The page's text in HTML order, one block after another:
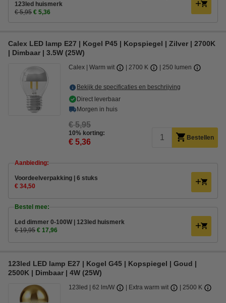
123led huismerk
€ 5,95 € 5,36
Calex LED lamp E27 | Kogel P45 | Kopspiegel | Zilver | 2700K
| Dimbaar | 3.5W (25W)
Calex Warm wit 2700 K 250 lumen
Bekijk de specificaties en beschrijving
Direct leverbaar
Morgen in huis
€ 5,95
10% korting:
€ 5,36 Bestellen
Aanbieding:
Voordeelverpakking | 6 stuks
€ 34,50
Bestel mee:
Led dimmer 0-100W | 123led huismerk
€ 19,95 € 17,96
123led LED lamp E27 | Kogel G45 | Kopspiegel | Goud |
2500K | Dimbaar | 4W (25W)
123led 62 lm/W Extra warm wit 2500 K